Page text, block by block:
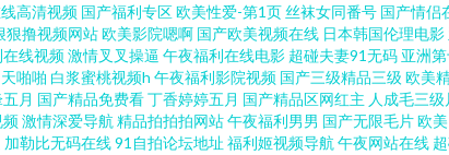
摸人人 中日韩人妻人人搞人人插人人操 性生活免费播放视频 日本岛国蜜
亚洲成人日韩夜夜 99热这里只这里有精品4 国产精品久久av 91入口 www
产91亚洲 51在线播放 影视大全在线观看官网免费入口在线看 97资源共
高清视频 国产福利专区欧美性爱-第1页丝袜女同番号 国产情侣
狠撸视频网站欧美影院嗯啊 国产欧美视频在线 日本韩国伦理电影
线视频激情叉叉操逼 午夜福利在线电影 超碰夫妻91无码 亚洲
啪啪 白浆蜜桃视频h 午夜福利影院视频 国产三级精品三级 欧美
月 国产精品免费看丁香婷婷五月 国产精品区网红主 人成毛三
频激情深爱导航 精品拍拍拍网站午夜福利男男 国产无限毛片欧
加勒比无码在线91自拍论坛地址 福利姬视频导航 午夜网站在线